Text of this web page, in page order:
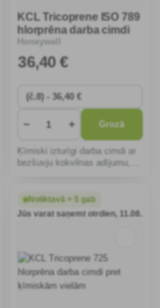
KCL Tricoprene ISO 789
hlorprēna darba cimdi
ķimikālijām
Honeywell
36,40 €
− + Grozā
Ķīmiski izturīgi darba cimdi ar
bezšuvju kokvilnas adījumu,
gari.Noliktavā > 5 gab
Jūs varat saņemt otrdien, 11.08.